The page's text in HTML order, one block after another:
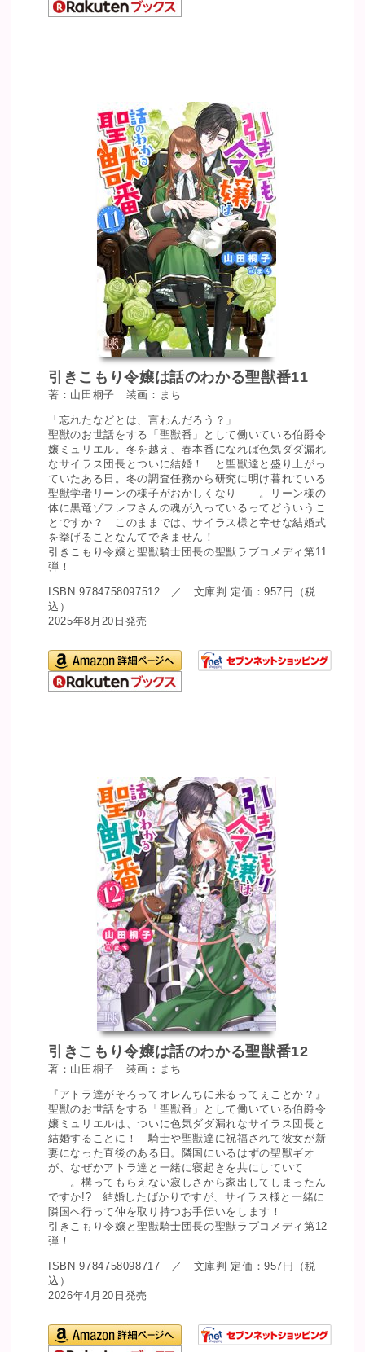
引きこもり令嬢は話のわかる聖獣番11
著：山田桐子 装画：まち
「忘れたなどとは、言わんだろう？」
聖獣のお世話をする「聖獣番」として働いている伯爵令
嬢ミュリエル。冬を越え、春本番になれば色気ダダ漏れ
なサイラス団長とついに結婚！ と聖獣達と盛り上がっ
ていたある日。冬の調査任務から研究に明け暮れている
聖獣学者リーンの様子がおかしくなり――。リーン様の
体に黒竜ゾフレフさんの魂が入っているってどういうこ
とですか？ このままでは、サイラス様と幸せな結婚式
を挙げることなんてできません！
引きこもり令嬢と聖獣騎士団長の聖獣ラブコメディ第11
弾！
ISBN 9784758097512 ／ 文庫判 定価：957円（税
込）
2025年8月20日発売
引きこもり令嬢は話のわかる聖獣番12
著：山田桐子 装画：まち
『アトラ達がそろってオレんちに来るってぇことか？』
聖獣のお世話をする「聖獣番」として働いている伯爵令
嬢ミュリエルは、ついに色気ダダ漏れなサイラス団長と
結婚することに！ 騎士や聖獣達に祝福されて彼女が新
妻になった直後のある日。隣国にいるはずの聖獣ギオ
が、なぜかアトラ達と一緒に寝起きを共にしていて
――。構ってもらえない寂しさから家出してしまったん
ですか!? 結婚したばかりですが、サイラス様と一緒に
隣国へ行って仲を取り持つお手伝いをします！
引きこもり令嬢と聖獣騎士団長の聖獣ラブコメディ第12
弾！
ISBN 9784758098717 ／ 文庫判 定価：957円（税
込）
2026年4月20日発売